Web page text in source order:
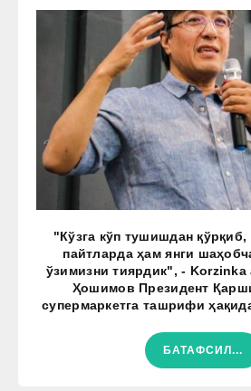
"Кўзга кўп тушишдан
пайтларда ҳам янги
ўзимизни тиярдик", -
Ҳошимов Президент
супермаркетга ташрифи
БАТАФСИЛ...